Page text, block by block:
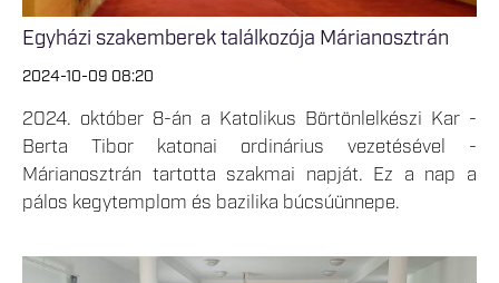
Egyházi szakemberek találkozója Márianosztrán
2024-10-09 08:20
2024. október 8-án a Katolikus Börtönlelkészi Kar -
Berta Tibor katonai ordinárius vezetésével -
Márianosztrán tartotta szakmai napját. Ez a nap a
pálos kegytemplom és bazilika búcsúünnepe.